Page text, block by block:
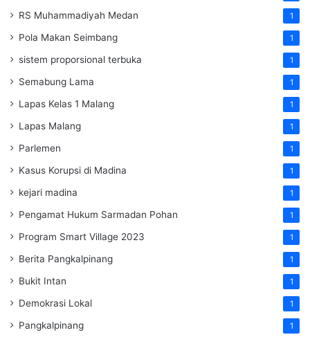
RS Muhammadiyah Medan 1
Pola Makan Seimbang 1
sistem proporsional terbuka 1
Semabung Lama 1
Lapas Kelas 1 Malang 1
Lapas Malang 1
Parlemen 1
Kasus Korupsi di Madina 1
kejari madina 1
Pengamat Hukum Sarmadan Pohan 1
Program Smart Village 2023 1
Berita Pangkalpinang 1
Bukit Intan 1
Demokrasi Lokal 1
Pangkalpinang 1